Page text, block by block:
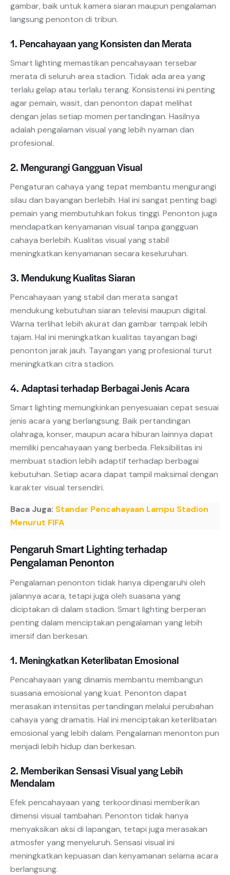
gambar, baik untuk kamera siaran maupun pengalaman
langsung penonton di tribun.
1. Pencahayaan yang Konsisten dan Merata
Smart lighting memastikan pencahayaan tersebar
merata di seluruh area stadion. Tidak ada area yang
terlalu gelap atau terlalu terang. Konsistensi ini penting
agar pemain, wasit, dan penonton dapat melihat
dengan jelas setiap momen pertandingan. Hasilnya
adalah pengalaman visual yang lebih nyaman dan
profesional.
2. Mengurangi Gangguan Visual
Pengaturan cahaya yang tepat membantu mengurangi
silau dan bayangan berlebih. Hal ini sangat penting bagi
pemain yang membutuhkan fokus tinggi. Penonton juga
mendapatkan kenyamanan visual tanpa gangguan
cahaya berlebih. Kualitas visual yang stabil
meningkatkan kenyamanan secara keseluruhan.
3. Mendukung Kualitas Siaran
Pencahayaan yang stabil dan merata sangat
mendukung kebutuhan siaran televisi maupun digital.
Warna terlihat lebih akurat dan gambar tampak lebih
tajam. Hal ini meningkatkan kualitas tayangan bagi
penonton jarak jauh. Tayangan yang profesional turut
meningkatkan citra stadion.
4. Adaptasi terhadap Berbagai Jenis Acara
Smart lighting memungkinkan penyesuaian cepat sesuai
jenis acara yang berlangsung. Baik pertandingan
olahraga, konser, maupun acara hiburan lainnya dapat
memiliki pencahayaan yang berbeda. Fleksibilitas ini
membuat stadion lebih adaptif terhadap berbagai
kebutuhan. Setiap acara dapat tampil maksimal dengan
karakter visual tersendiri.
Baca Juga: Standar Pencahayaan Lampu Stadion
Menurut FIFA
Pengaruh Smart Lighting terhadap
Pengalaman Penonton
Pengalaman penonton tidak hanya dipengaruhi oleh
jalannya acara, tetapi juga oleh suasana yang
diciptakan di dalam stadion. Smart lighting berperan
penting dalam menciptakan pengalaman yang lebih
imersif dan berkesan.
1. Meningkatkan Keterlibatan Emosional
Pencahayaan yang dinamis membantu membangun
suasana emosional yang kuat. Penonton dapat
merasakan intensitas pertandingan melalui perubahan
cahaya yang dramatis. Hal ini menciptakan keterlibatan
emosional yang lebih dalam. Pengalaman menonton pun
menjadi lebih hidup dan berkesan.
2. Memberikan Sensasi Visual yang Lebih
Mendalam
Efek pencahayaan yang terkoordinasi memberikan
dimensi visual tambahan. Penonton tidak hanya
menyaksikan aksi di lapangan, tetapi juga merasakan
atmosfer yang menyeluruh. Sensasi visual ini
meningkatkan kepuasan dan kenyamanan selama acara
berlangsung.